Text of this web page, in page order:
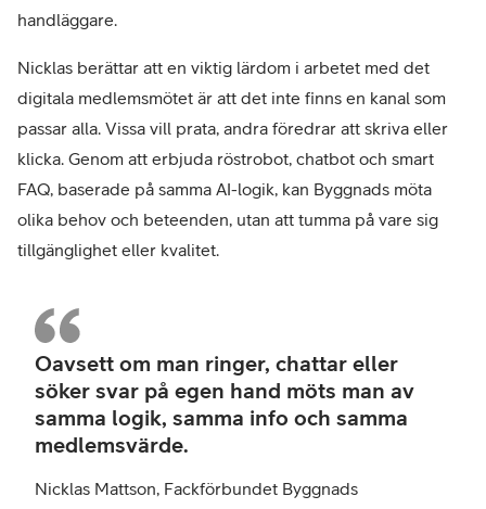
handläggare.
Nicklas berättar att en viktig lärdom i arbetet med det
digitala medlemsmötet är att det inte finns en kanal som
passar alla. Vissa vill prata, andra föredrar att skriva eller
klicka. Genom att erbjuda röstrobot, chatbot och smart
FAQ, baserade på samma AI-logik, kan Byggnads möta
olika behov och beteenden, utan att tumma på vare sig
tillgänglighet eller kvalitet.
Oavsett om man ringer, chattar eller
söker svar på egen hand möts man av
samma logik, samma info och samma
medlemsvärde.
Nicklas Mattson, Fackförbundet Byggnads